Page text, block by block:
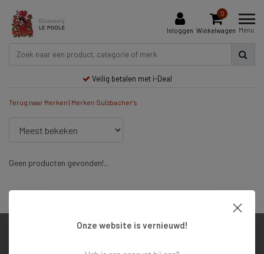
Inloggen
0
Winkelwagen Menu
Veilig betalen met i-Deal
Terug naar Merken | Merken Sulzbacher's
Geen producten gevonden!...
Onze website is vernieuwd!